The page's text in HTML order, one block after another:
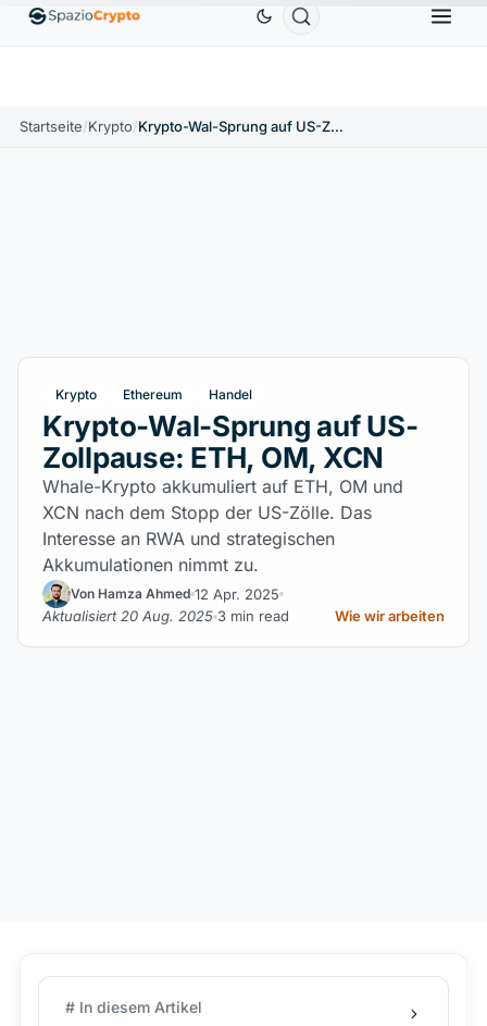
EthereumETH1.880,58 $ Tether USDT0,9991 $ BNBBNB
Startseite/Krypto/ Krypto-Wal-Sprung auf US-Zollpause: ETH, OM, XCN
Krypto Ethereum Handel
Krypto-Wal-Sprung auf US-
Zollpause: ETH, OM, XCN
Whale-Krypto akkumuliert auf ETH, OM und
XCN nach dem Stopp der US-Zölle. Das
Interesse an RWA und strategischen
Akkumulationen nimmt zu.
Von Hamza Ahmed 12 Apr. 2025
Aktualisiert 20 Aug. 2025 3 min read Wie wir arbeiten
# In diesem Artikel